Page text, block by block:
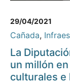
29/04/2021
Cañada,
La
un millón
culturales e